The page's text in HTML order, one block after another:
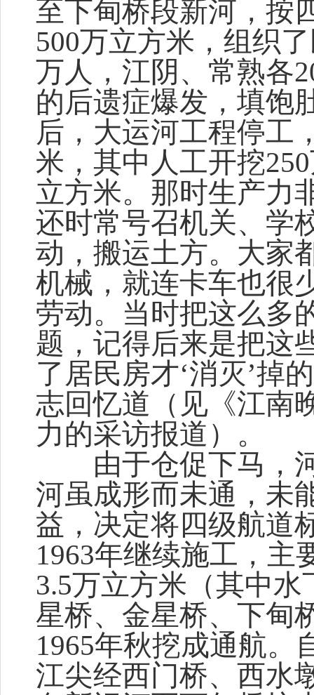
至下甸桥段新河，按
500万立方米，组织
万人，江阴、常熟各
的后遗症爆发，填饱
后，大运河工程停工
米，其中人工开挖
立方米。那时生产力
还时常号召机关、学
动，搬运土方。大家
机械，就连卡车也很
劳动。当时把这么多
题，记得后来是把这
了居民房才‘消灭’掉
志回忆道（见《江南
力的采访报道）。
由于仓促下马，河
河虽成形而未通，未
益，决定将四级航道
1963年继续施工，主
3.5万立方米（其中
星桥、金星桥、下甸
1965年秋挖成通航。
江尖经西门桥、西水